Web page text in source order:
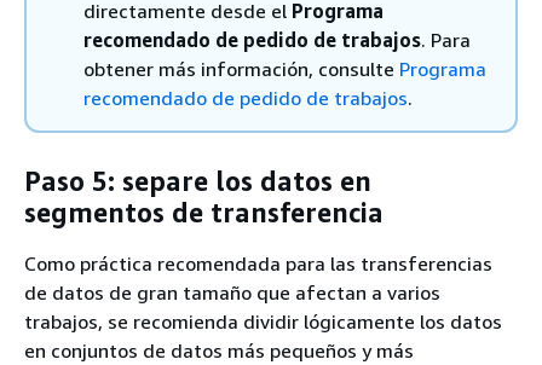
directamente desde el Programa
recomendado de pedido de trabajos. Para
obtener más información, consulte Programa
recomendado de pedido de trabajos.
Paso 5: separe los datos en
segmentos de transferencia
Como práctica recomendada para las transferencias
de datos de gran tamaño que afectan a varios
trabajos, se recomienda dividir lógicamente los datos
en conjuntos de datos más pequeños y más